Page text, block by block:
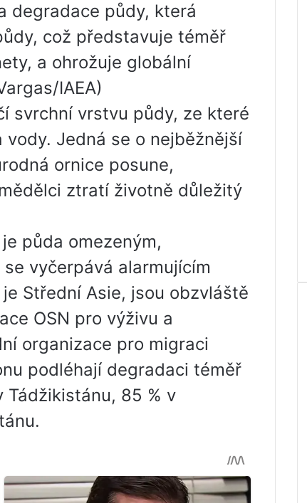
degradace půdy, která
což představuje téměř
a ohrožuje globální
IAEA)
svrchní vrstvu půdy, ze které
Jedná se o nejběžnější
ornice posune,
ztratí životně důležitý
půda omezeným,
vyčerpává alarmujícím
Střední Asie, jsou obzvláště
OSN pro výživu a
organizace pro migraci
podléhají degradaci téměř
Tádžikistánu, 85 % v